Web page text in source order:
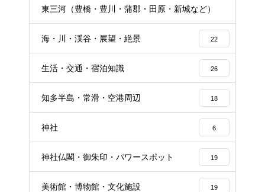
東三河（豊橋・豊川・蒲郡・田原・新城など）
16
海・川・渓谷・展望・絶景 22
生活・交通・宿泊知識 26
知多半島・常滑・空港周辺 18
神社 6
神社仏閣・御朱印・パワースポット 19
美術館・博物館・文化施設 19